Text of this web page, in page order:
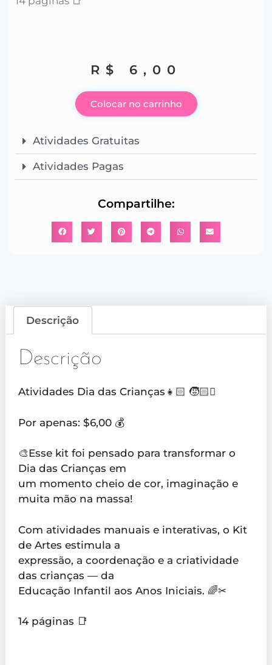
R$ 6,00
Colocar no carrinho
Atividades Gratuitas
Atividades Pagas
Compartilhe:
Descrição
Descrição
Atividades Dia das Crianças👧🏻 🧒🏻🫟
Por apenas: $6,00 💰
🎨Esse kit foi pensado para transformar o
Dia das Crianças em
um momento cheio de cor, imaginação e
muita mão na massa!
Com atividades manuais e interativas, o Kit
de Artes estimula a
expressão, a coordenação e a criatividade
das crianças — da
Educação Infantil aos Anos Iniciais. 🌈✂
14 páginas 📑